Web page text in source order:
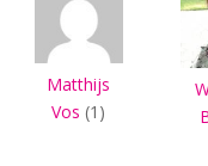
Matthijs
Vos (1)